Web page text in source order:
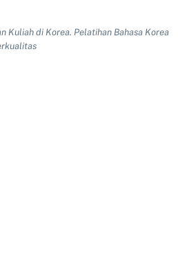
Kuliah di Korea. Pelatihan Bahasa Korea